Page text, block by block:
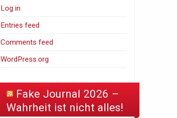
Log in
Entries feed
Comments feed
WordPress.org
Fake Journal 2026 –
Wahrheit ist nicht alles!